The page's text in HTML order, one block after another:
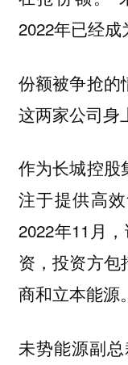
2022年已经成
份额被争抢的
这两家公司身
作为长城控股
注于提供高
2022年11月
资，投资方包
商和立本能源。
未势能源副